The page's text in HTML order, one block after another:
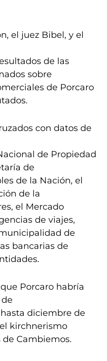
el juez Bibel, y el
de las
sobre
de Porcaro
con datos de
de Propiedad
de
de la Nación, el
de la
el Mercado
de viajes,
de
bancarias de
Porcaro habría
diciembre de
kirchnerismo
Cambiemos.